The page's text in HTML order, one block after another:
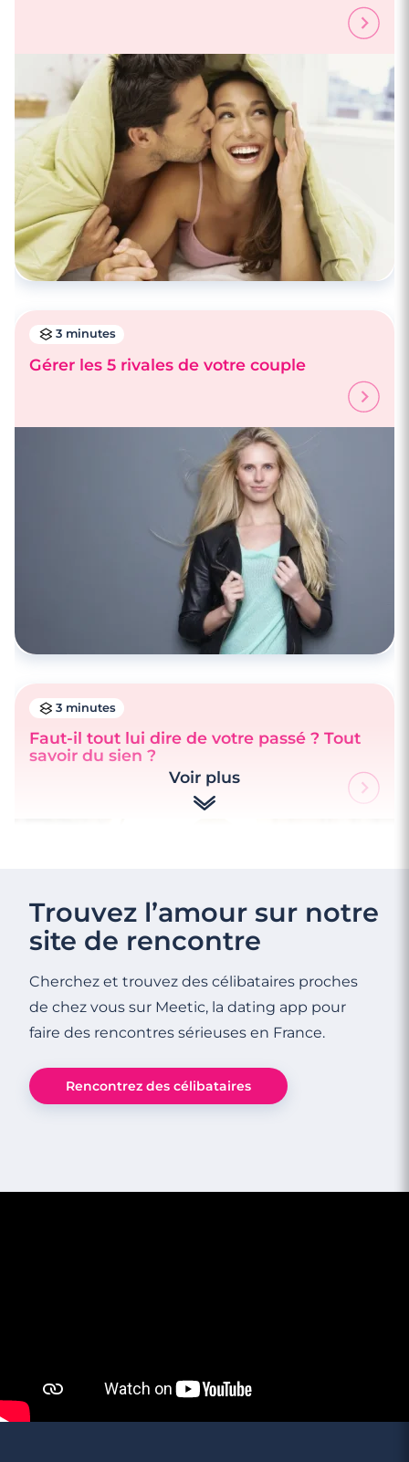
3 minutes
Gérer les 5 rivales de votre couple
3 minutes
Faut-il tout lui dire de votre passé ? Tout
savoir du sien ?
Voir plus
Trouvez l’amour sur notre
site de rencontre
Cherchez et trouvez des célibataires proches
de chez vous sur Meetic, la dating app pour
faire des rencontres sérieuses en France.
Rencontrez des célibataires